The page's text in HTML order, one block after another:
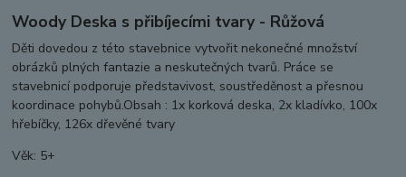
Woody Deska s přibíjecími tvary - Růžová
Děti dovedou z této stavebnice vytvořit nekonečné množství
obrázků plných fantazie a neskutečných tvarů. Práce se
stavebnicí podporuje představivost, soustředěnost a přesnou
koordinace pohybů.Obsah : 1x korková deska, 2x kladívko, 100x
hřebíčky, 126x dřevěné tvary
Věk: 5+